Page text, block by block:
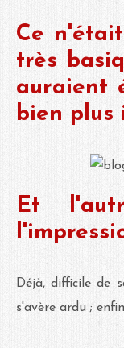
Ce
très
auraient
bien plus
Et
Déjà, difficile de
s'avère ardu ;